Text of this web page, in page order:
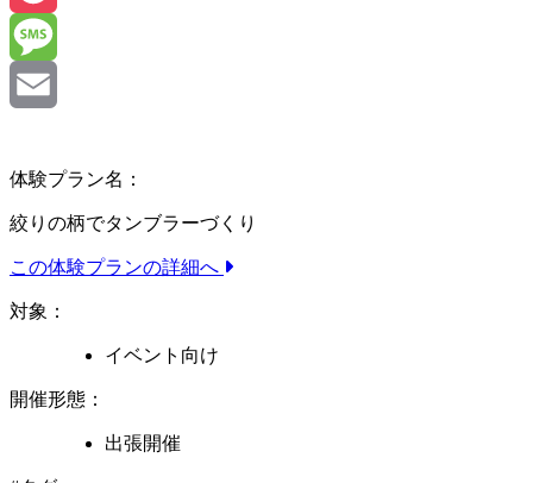
Pocket
Message
体験プラン名：
絞りの柄でタンブラーづくり
この体験プランの詳細へ
対象：
イベント向け
開催形態：
出張開催